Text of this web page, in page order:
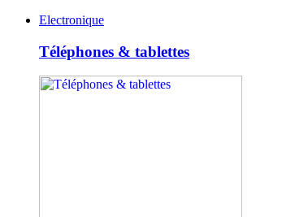
Electronique
Téléphones & tablettes